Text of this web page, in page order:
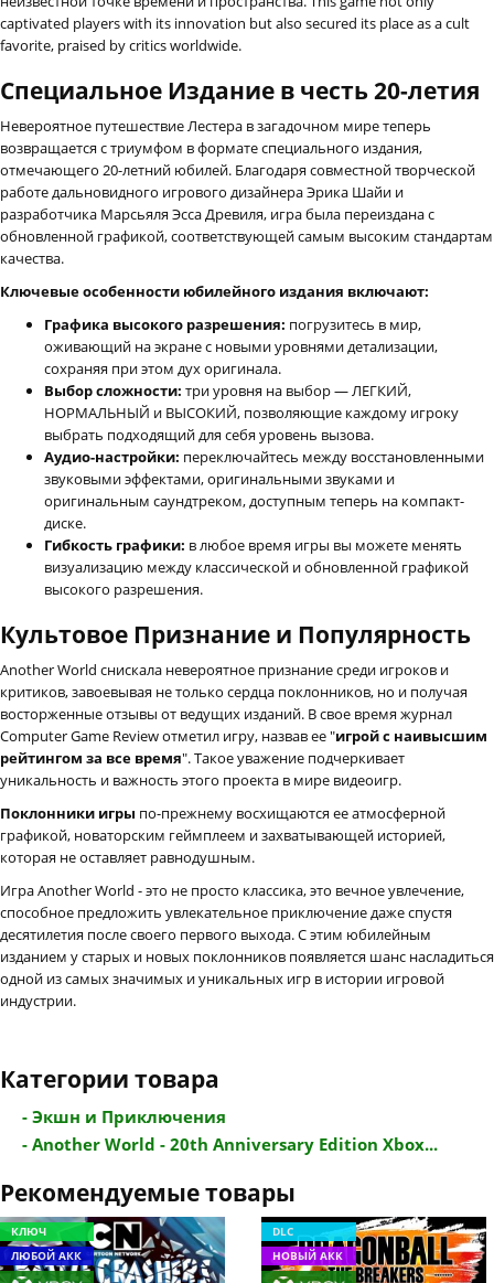
captivated players with its innovation but also secured its place as a cult
favorite, praised by critics worldwide.
Специальное Издание в честь 20-летия
Невероятное путешествие Лестера в загадочном мире теперь
возвращается с триумфом в формате специального издания,
отмечающего 20-летний юбилей. Благодаря совместной творческой
работе дальновидного игрового дизайнера Эрика Шайи и
разработчика Марсьяля Эсса Древиля, игра была переиздана с
обновленной графикой, соответствующей самым высоким стандартам
качества.
Ключевые особенности юбилейного издания включают:
Графика высокого разрешения: погрузитесь в мир,
оживающий на экране с новыми уровнями детализации,
сохраняя при этом дух оригинала.
Выбор сложности: три уровня на выбор — ЛЕГКИЙ,
НОРМАЛЬНЫЙ и ВЫСОКИЙ, позволяющие каждому игроку
выбрать подходящий для себя уровень вызова.
Аудио-настройки: переключайтесь между восстановленными
звуковыми эффектами, оригинальными звуками и
оригинальным саундтреком, доступным теперь на компакт-
диске.
Гибкость графики: в любое время игры вы можете менять
визуализацию между классической и обновленной графикой
высокого разрешения.
Культовое Признание и Популярность
Another World снискала невероятное признание среди игроков и
критиков, завоевывая не только сердца поклонников, но и получая
восторженные отзывы от ведущих изданий. В свое время журнал
Computer Game Review отметил игру, назвав ее "игрой с наивысшим
рейтингом за все время". Такое уважение подчеркивает
уникальность и важность этого проекта в мире видеоигр.
Поклонники игры по-прежнему восхищаются ее атмосферной
графикой, новаторским геймплеем и захватывающей историей,
которая не оставляет равнодушным.
Игра Another World - это не просто классика, это вечное увлечение,
способное предложить увлекательное приключение даже спустя
десятилетия после своего первого выхода. С этим юбилейным
изданием у старых и новых поклонников появляется шанс насладиться
одной из самых значимых и уникальных игр в истории игровой
индустрии.
Категории товара
- Экшн и Приключения
- Another World - 20th Anniversary Edition Xbox...
Рекомендуемые товары
КЛЮЧ
ЛЮБОЙ АКК
DLC
НОВЫЙ АКК